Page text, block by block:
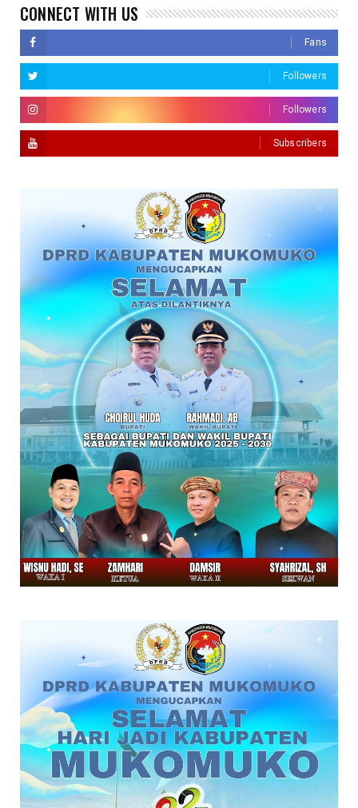
CONNECT WITH US
Fans
Followers
Followers
Subscribers